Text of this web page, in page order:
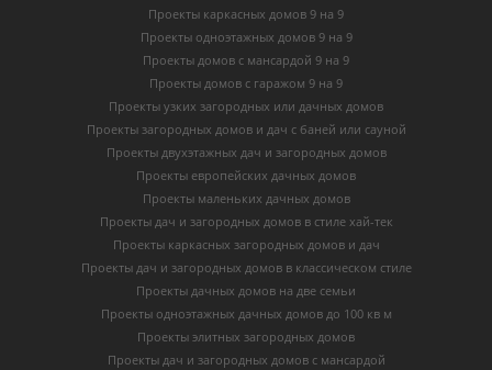
Проекты каркасных домов 9 на 9
Проекты одноэтажных домов 9 на 9
Проекты домов с мансардой 9 на 9
Проекты домов с гаражом 9 на 9
Проекты узких загородных или дачных домов
Проекты загородных домов и дач с баней или сауной
Проекты двухэтажных дач и загородных домов
Проекты европейских дачных домов
Проекты маленьких дачных домов
Проекты дач и загородных домов в стиле хай-тек
Проекты каркасных загородных домов и дач
Проекты дач и загородных домов в классическом стиле
Проекты дачных домов на две семьи
Проекты одноэтажных дачных домов до 100 кв м
Проекты элитных загородных домов
Проекты дач и загородных домов с мансардой